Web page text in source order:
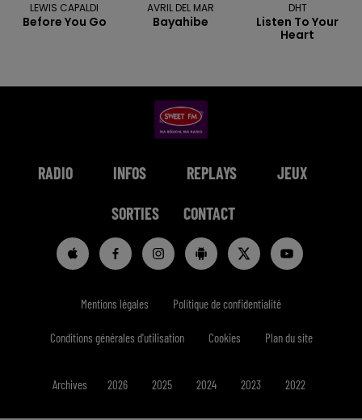
LEWIS CAPALDI
Before You Go
AVRIL DEL MAR
Bayahibe
DHT
Listen To Your
Heart
RADIO INFOS REPLAYS JEUX
SORTIES CONTACT
Mentions légales Politique de confidentialité
Conditions générales d'utilisation Cookies Plan du site
Archives 2026 2025 2024 2023 2022